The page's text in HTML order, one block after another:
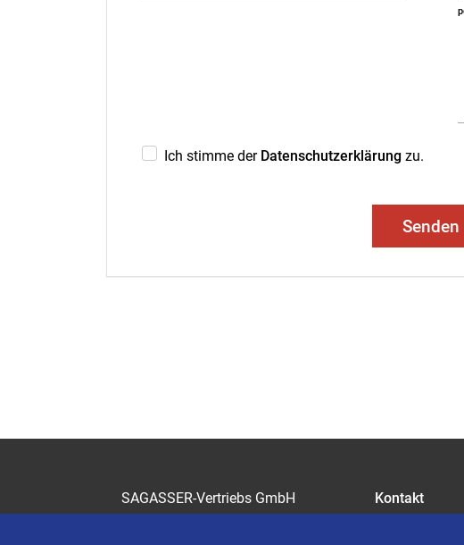
Ich stimme der Datenschutzerklärung zu.
Senden
SAGASSER-Vertriebs GmbH
Kontakt